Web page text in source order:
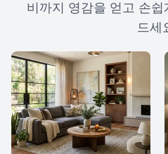
비까지 영감을 얻고 손
드세